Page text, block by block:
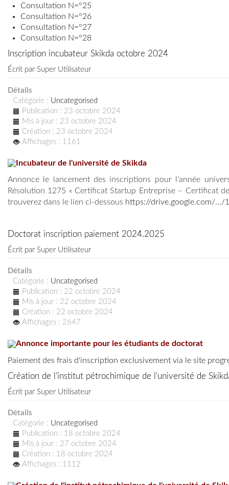
Consultation N=°25
Consultation N=°26
Consultation N=°27
Consultation N=°28
Inscription incubateur Skikda octobre 2024
Écrit par Super Utilisateur
Détails
Catégorie : Uncategorised
Publication : 23 octobre 2024
Mis à jour : 23 octobre 2024
Création : 23 octobre 2024
Affichages : 1161
Incubateur de l'université de Skikda
Annonce le lancement des inscriptions pour l'année
Résolution 1275 « Certificat Startup Entreprise – Certificat
trouverez dans le lien ci-dessous https://drive.google.com/.../
Doctorat inscription paiement 2024.2025
Écrit par Super Utilisateur
Détails
Catégorie : Uncategorised
Publication : 22 octobre 2024
Mis à jour : 22 octobre 2024
Création : 22 octobre 2024
Affichages : 2647
Annonce importante pour les étudiants de doctorat
Paiement des frais d'inscription exclusivement via le site
Création de l'institut pétrochimique de l'université de
Écrit par Super Utilisateur
Détails
Catégorie : Uncategorised
Publication : 18 octobre 2024
Mis à jour : 27 octobre 2024
Création : 18 octobre 2024
Affichages : 1112